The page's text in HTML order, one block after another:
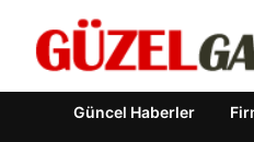
Güncel Haberler